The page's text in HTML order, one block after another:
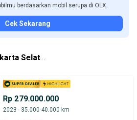
berdasarkan mobil serupa di OLX.
Cek Sekarang
Selatan
Rp 279.000.000
2023 - 35.000-40.000 km